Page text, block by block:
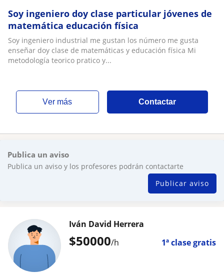
Soy ingeniero doy clase particular jóvenes de
matemática educación física
Soy ingeniero industrial me gustan los número me gusta
enseñar doy clase de matemáticas y educación física Mi
metodología teorico pratico y...
ver más Contactar
Publica un aviso
Publica un aviso y los profesores podrán contactarte
Publicar aviso
$50000/h 1ª clase gratis
Iván David Herrera